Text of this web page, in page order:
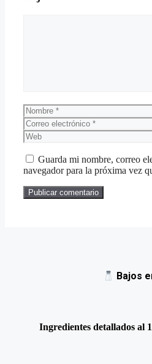
Guarda mi nombre, correo
navegador para la próxima vez
Bajos
Ingredientes detallados al